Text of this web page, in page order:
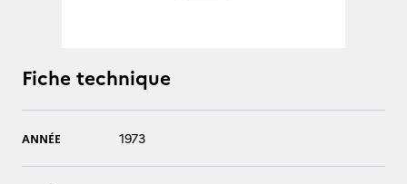
Fiche technique
ANNÉE 1973